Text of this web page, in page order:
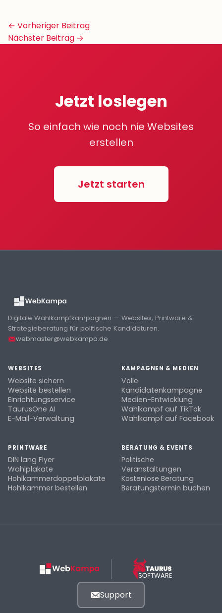
Beitrags-
Navigation
← Vorheriger Beitrag
Nächster Beitrag →
Jetzt loslegen
So einfach wie noch nie Websites
erstellen
Jetzt starten
Digitale Wahlkampfkampagnen — Websites, Printware &
Strategieberatung für politische Kandidaturen.
webmaster@webkampa.de
WEBSITES
Website sichern
Website bestellen
Einrichtungsservice
TaurusOne AI
E-Mail-Verwaltung
KAMPAGNEN & MEDIEN
Volle
Kandidatenkampagne
Medien-Entwicklung
Wahlkampf auf TikTok
Wahlkampf auf Facebook
PRINTWARE
DIN lang Flyer
Wahlplakate
Hohlkammerdoppelplakate
Hohlkammer bestellen
BERATUNG & EVENTS
Politische
Veranstaltungen
Kostenlose Beratung
Beratungstermin buchen
Support